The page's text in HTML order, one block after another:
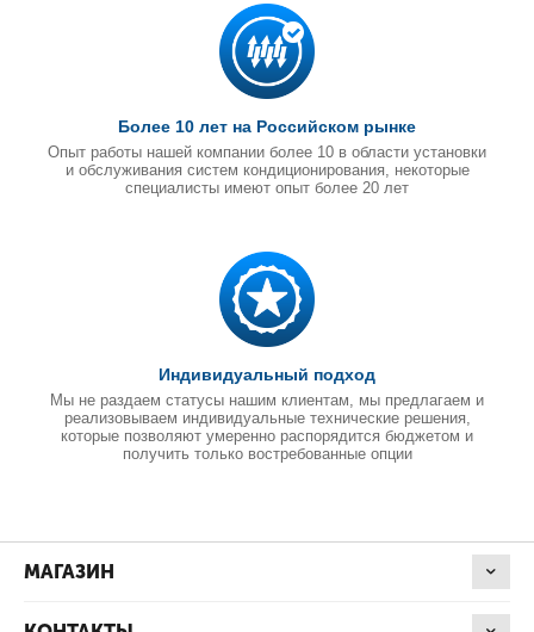
Более 10 лет на Российском рынке
Опыт работы нашей компании более 10 в области установки
и обслуживания систем кондиционирования, некоторые
специалисты имеют опыт более 20 лет
Индивидуальный подход
Мы не раздаем статусы нашим клиентам, мы предлагаем и
реализовываем индивидуальные технические решения,
которые позволяют умеренно распорядится бюджетом и
получить только востребованные опции
МАГАЗИН